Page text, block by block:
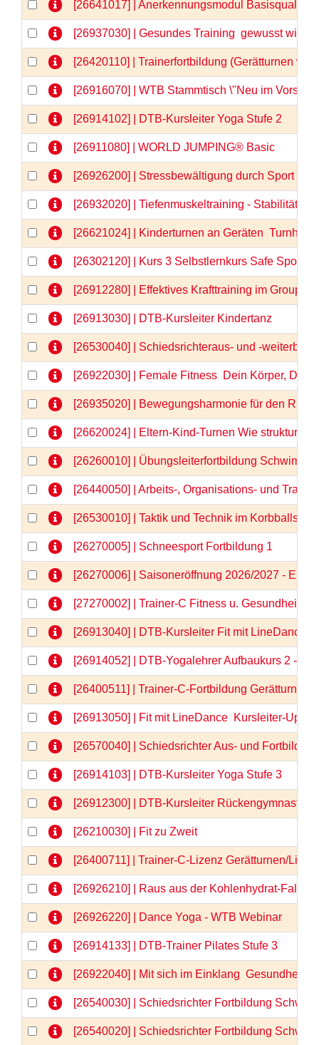
[26641017] | Anerkennungsmodul
[26937030] | Gesundes Training  gewusst wie
[26420110] | Trainerfortbildung (Gerätturnen
[26916070] | WTB Stammtisch \"Neu im
[26914102] | DTB-Kursleiter Yoga Stufe 2
[26911080] | WORLD JUMPING® Basic
[26926200] | Stressbewältigung durch Sport -
[26932020] | Tiefenmuskeltraining - Stabilität
[26621024] | Kinderturnen an Geräten 
[26302120] | Kurs 3 Selbstlernkurs Safe Sport
[26912280] | Effektives Krafttraining im
[26913030] | DTB-Kursleiter Kindertanz
[26530040] | Schiedsrichteraus- und -
[26922030] | Female Fitness  Dein Körper,
[26935020] | Bewegungsharmonie für den
[26620024] | Eltern-Kind-Turnen Wie
[26260010] | Übungsleiterfortbildung
[26440050] | Arbeits-, Organisations- und
[26530010] | Taktik und Technik im
[26270005] | Schneesport Fortbildung 1
[26270006] | Saisoneröffnung 2026/2027 -
[27270002] | Trainer-C Fitness u. Gesundheit
[26913040] | DTB-Kursleiter Fit mit LineDance
[26914052] | DTB-Yogalehrer Aufbaukurs 2 -
[26400511] | Trainer-C-Fortbildung Gerätturnen
[26913050] | Fit mit LineDance  Kursleiter-
[26570040] | Schiedsrichter Aus- und
[26914103] | DTB-Kursleiter Yoga Stufe 3
[26912300] | DTB-Kursleiter Rückengymnastik
[26210030] | Fit zu Zweit
[26400711] | Trainer-C-Lizenz Gerätturnen/
[26926210] | Raus aus der Kohlenhydrat-Falle
[26926220] | Dance Yoga - WTB Webinar
[26914133] | DTB-Trainer Pilates Stufe 3
[26922040] | Mit sich im Einklang  Gesundheit
[26540030] | Schiedsrichter Fortbildung
[26540020] | Schiedsrichter Fortbildung